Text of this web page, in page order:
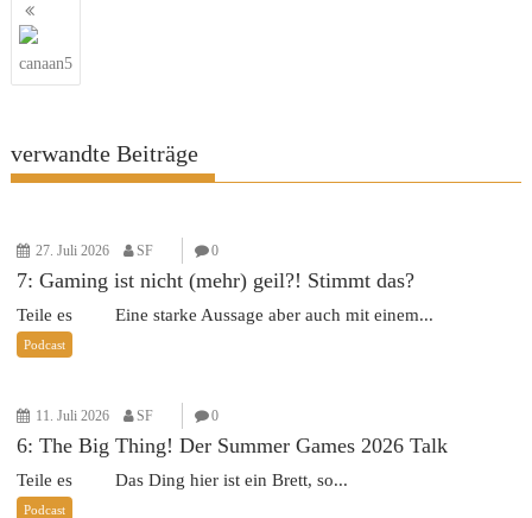
canaan5
verwandte Beiträge
27. Juli 2026 SF 0
7: Gaming ist nicht (mehr) geil?! Stimmt das?
Teile es Eine starke Aussage aber auch mit einem...
Podcast
11. Juli 2026 SF 0
6: The Big Thing! Der Summer Games 2026 Talk
Teile es Das Ding hier ist ein Brett, so...
Podcast